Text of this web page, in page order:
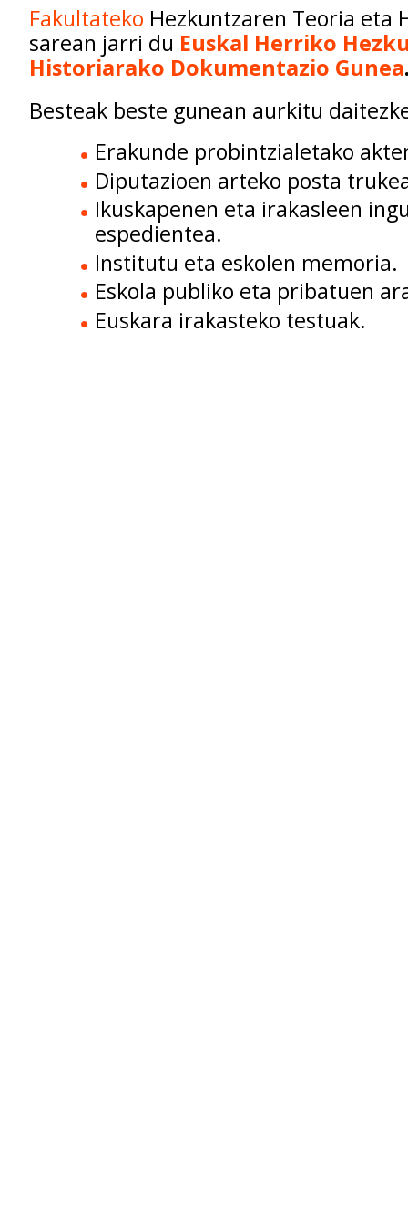
Fakultateko Hezkuntzaren Teoria eta
sarean jarri du Euskal Herriko
Historiarako Dokumentazio Gunea
Besteak beste gunean aurkitu
Erakunde probintzialetako
Diputazioen arteko posta
Ikuskapenen eta irakasleen
espedientea.
Institutu eta eskolen memoria.
Eskola publiko eta pribatuen
Euskara irakasteko testuak.